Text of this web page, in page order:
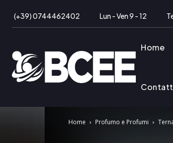
(+39) 0744462402 Lun - Ven 9 - 12
Home
Home Profumo e Profumi